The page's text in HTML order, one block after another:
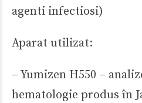
agenti infectiosi)
Aparat utilizat:
– Yumizen H550 –
hematologie produs în